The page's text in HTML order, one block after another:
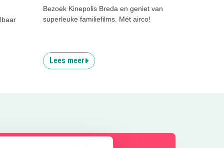
Bezoek Kinepolis Breda en geniet van
superleuke familiefilms. Mét airco!
Lees meer